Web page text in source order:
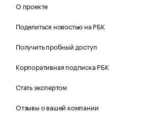
О проекте
Поделиться новостью на РБК
Получить пробный доступ
Корпоративная подписка РБК
Стать экспертом
Отзывы о вашей компании